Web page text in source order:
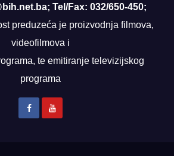
Tel/Fax: 032/650-450;
preduzeća je proizvodnja filmova,
videofilmova i
te emitiranje televizijskog
programa